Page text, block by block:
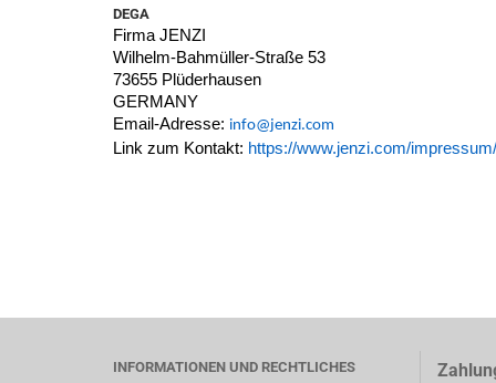
DEGA
Firma JENZI
Wilhelm-Bahmüller-Straße 53
73655 Plüderhausen
GERMANY
Email-Adresse: info@jenzi.com
Link zum Kontakt: https://www.jenzi.com/impressum/
INFORMATIONEN UND RECHTLICHES